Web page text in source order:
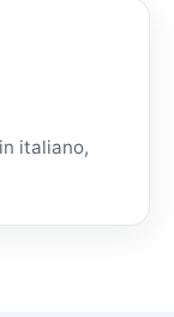
italiano,